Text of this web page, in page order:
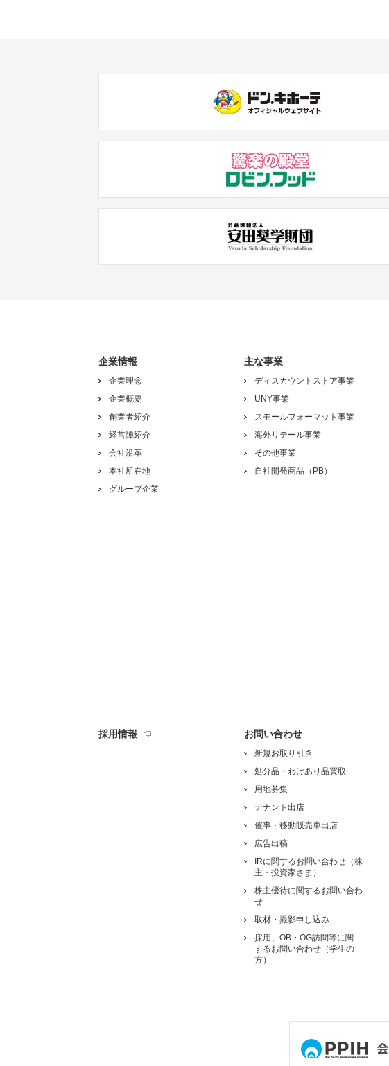
企業情報
企業理念
企業概要
創業者紹介
経営陣紹介
会社沿革
本社所在地
グループ企業
主な事業
ディスカウントストア事業
UNY事業
スモールフォーマット事業
海外リテール事業
その他事業
自社開発商品（PB）
採用情報 お問い合わせ
新規お取り引き
処分品・わけあり品買取
用地募集
テナント出店
催事・移動販売車出店
広告出稿
IRに関するお問い合わせ（株
主・投資家さま）
株主優待に関するお問い合わ
せ
取材・撮影申し込み
採用、OB・OG訪問等に関
するお問い合わせ（学生の
方）